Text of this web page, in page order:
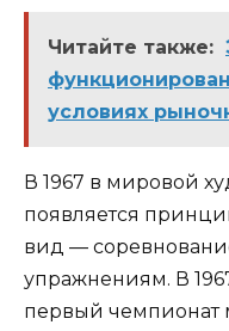
Читайте также:
условиях
В 1967 в мировой
появляется
вид —
упражнениям. В
первый чемпионат